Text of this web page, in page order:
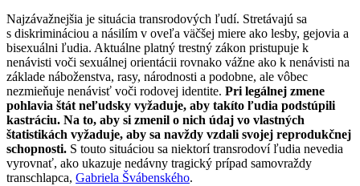
Najzávažnejšia je situácia transrodových ľudí. Stretávajú sa
s diskrimináciou a násilím v oveľa väčšej miere ako lesby, gejovia a
bisexuálni ľudia. Aktuálne platný trestný zákon pristupuje k
nenávisti voči sexuálnej orientácii rovnako vážne ako k nenávisti na
základe náboženstva, rasy, národnosti a podobne, ale vôbec
nezmieňuje nenávisť voči rodovej identite. Pri legálnej zmene
pohlavia štát neľudsky vyžaduje, aby takíto ľudia podstúpili
kastráciu. Na to, aby si zmenil o nich údaj vo vlastných
štatistikách vyžaduje, aby sa navždy vzdali svojej reprodukčnej
schopnosti. S touto situáciou sa niektorí transrodoví ľudia nevedia
vyrovnať, ako ukazuje nedávny tragický prípad samovraždy
transchlapca, Gabriela Švábenského.